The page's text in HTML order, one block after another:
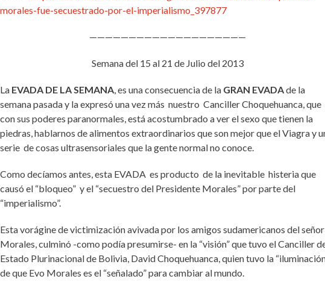
morales-fue-secuestrado-por-el-imperialismo_397877
————————————————————
Semana del 15 al 21 de Julio del 2013
La EVADA DE LA SEMANA, es una consecuencia de la GRAN EVADAde la
semana pasada y la expresó una vez más nuestro Canciller Choquehuanca, que
con sus poderes paranormales, está acostumbrado a ver el sexo que tienen la
piedras, hablarnos de alimentos extraordinarios que son mejor que el Viagra y
serie de cosas ultrasensoriales que la gente normal no conoce.
Como decíamos antes, esta EVADA es producto de la inevitable histeria que
causó el “bloqueo” y el “secuestro del Presidente Morales” por parte del
“imperialismo”.
Esta vorágine de victimización avivada por los amigos sudamericanos del señor
Morales, culminó -como podía presumirse- en la “visión” que tuvo el Canciller
Estado Plurinacional de Bolivia, David Choquehuanca, quien tuvo la
de que Evo Morales es el “señalado” para cambiar al mundo.